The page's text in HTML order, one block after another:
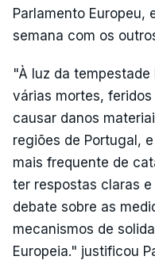
Parlamento Europeu,
semana com os
"À luz da
várias mortes,
causar danos
regiões de Portugal,
mais frequente de
ter respostas claras
debate sobre as
mecanismos de
Europeia." justificou